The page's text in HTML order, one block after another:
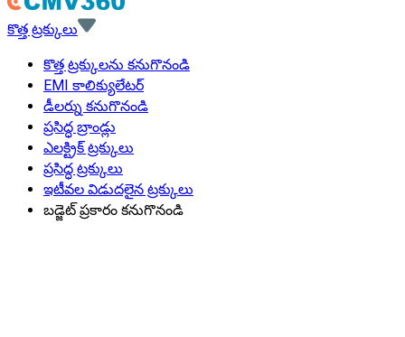
కొత్త ట్రక్కులు
కొత్త ట్రక్కులను కనుగొనండి
EMI కాలిక్యులేటర్
డీలర్ను కనుగొనండి
ప్రసిద్ధ బ్రాండ్లు
ఎలక్ట్రిక్ ట్రక్కులు
ప్రసిద్ధ ట్రక్కులు
ఇటీవల విడుదలైన ట్రక్కులు
బడ్జెట్ ప్రకారం కనుగొనండి